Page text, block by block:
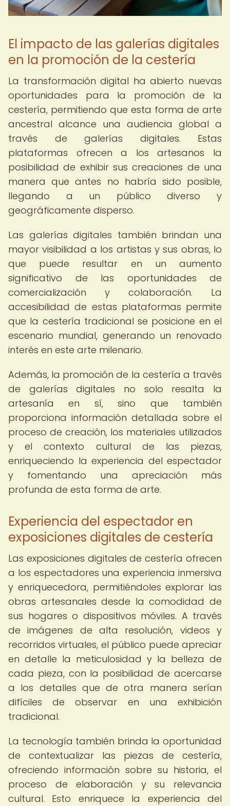
El impacto de las galerías digitales
en la promoción de la cestería
La transformación digital ha abierto nuevas
oportunidades para la promoción de la
cestería, permitiendo que esta forma de arte
ancestral alcance una audiencia global a
través de galerías digitales. Estas
plataformas ofrecen a los artesanos la
posibilidad de exhibir sus creaciones de una
manera que antes no habría sido posible,
llegando a un público diverso y
geográficamente disperso.
Las galerías digitales también brindan una
mayor visibilidad a los artistas y sus obras, lo
que puede resultar en un aumento
significativo de las oportunidades de
comercialización y colaboración. La
accesibilidad de estas plataformas permite
que la cestería tradicional se posicione en el
escenario mundial, generando un renovado
interés en este arte milenario.
Además, la promoción de la cestería a través
de galerías digitales no solo resalta la
artesanía en sí, sino que también
proporciona información detallada sobre el
proceso de creación, los materiales utilizados
y el contexto cultural de las piezas,
enriqueciendo la experiencia del espectador
y fomentando una apreciación más
profunda de esta forma de arte.
Experiencia del espectador en
exposiciones digitales de cestería
Las exposiciones digitales de cestería ofrecen
a los espectadores una experiencia inmersiva
y enriquecedora, permitiéndoles explorar las
obras artesanales desde la comodidad de
sus hogares o dispositivos móviles. A través
de imágenes de alta resolución, videos y
recorridos virtuales, el público puede apreciar
en detalle la meticulosidad y la belleza de
cada pieza, con la posibilidad de acercarse
a los detalles que de otra manera serían
difíciles de observar en una exhibición
tradicional.
La tecnología también brinda la oportunidad
de contextualizar las piezas de cestería,
ofreciendo información sobre su historia, el
proceso de elaboración y su relevancia
cultural. Esto enriquece la experiencia del